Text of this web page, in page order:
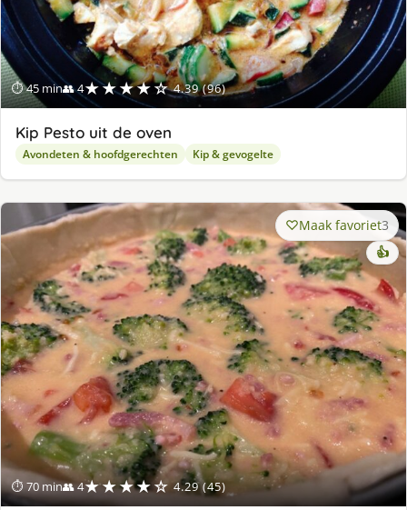
⏱ 45 min👥 4★★★★☆ 4.39 (96)
Kip Pesto uit de oven
Avondeten & hoofdgerechten Kip & gevogelte
⏱ 70 min👥 4★★★★☆ 4.29 (45)
Maak favoriet3
👍